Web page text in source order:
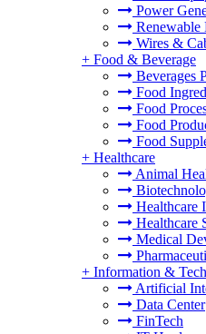
Power
Renewable
Wires &
+ Food & Beverage
Beverages
Food
Food
Food
Food
+ Healthcare
Animal
Healthcare
Healthcare
Medical
+ Information &
Artificial
Data Center
FinTech